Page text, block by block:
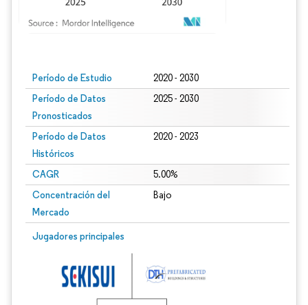
Período de Estudio 2020 - 2030
Período de Datos
Pronosticados
2025 - 2030
Período de Datos
Históricos
2020 - 2023
CAGR 5.00%
Concentración del
Mercado
Bajo
Jugadores principales